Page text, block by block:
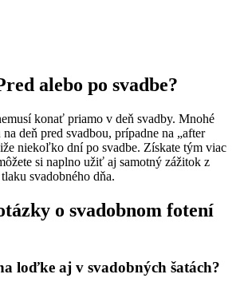
alebo po svadbe?
konať priamo v deň svadby. Mnohé
deň pred svadbou, prípadne na „after
niekoľko dní po svadbe. Získate tým viac
si naplno užiť aj samotný zážitok z
svadobného dňa.
o svadobnom fotení
loďke aj v svadobných šatách?